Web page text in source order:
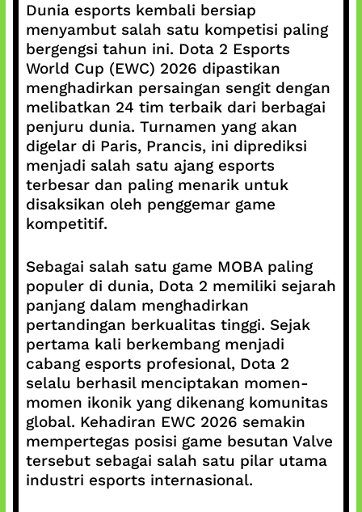
Dunia esports kembali bersiap
menyambut salah satu kompetisi paling
bergengsi tahun ini. Dota 2 Esports
World Cup (EWC) 2026 dipastikan
menghadirkan persaingan sengit dengan
melibatkan 24 tim terbaik dari berbagai
penjuru dunia. Turnamen yang akan
digelar di Paris, Prancis, ini diprediksi
menjadi salah satu ajang esports
terbesar dan paling menarik untuk
disaksikan oleh penggemar game
kompetitif.
Sebagai salah satu game MOBA paling
populer di dunia, Dota 2 memiliki sejarah
panjang dalam menghadirkan
pertandingan berkualitas tinggi. Sejak
pertama kali berkembang menjadi
cabang esports profesional, Dota 2
selalu berhasil menciptakan momen-
momen ikonik yang dikenang komunitas
global. Kehadiran EWC 2026 semakin
mempertegas posisi game besutan Valve
tersebut sebagai salah satu pilar utama
industri esports internasional.